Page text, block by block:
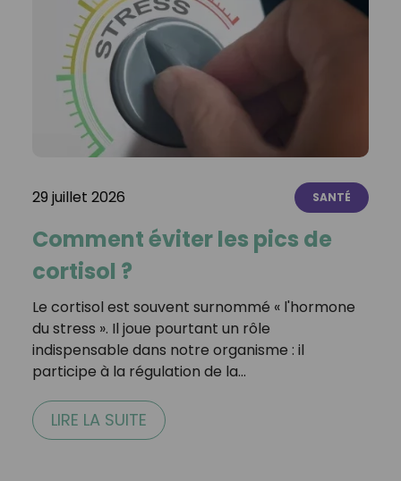
29 juillet 2026 SANTÉ
Comment éviter les pics de
cortisol ?
Le cortisol est souvent surnommé « l'hormone
du stress ». Il joue pourtant un rôle
indispensable dans notre organisme : il
participe à la régulation de la…
LIRE LA SUITE